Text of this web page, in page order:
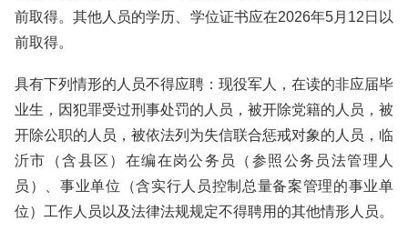
前取得。其他人员的学历、学位证书应在2026年5月12日以
前取得。
具有下列情形的人员不得应聘：现役军人，在读的非应届毕
业生，因犯罪受过刑事处罚的人员，被开除党籍的人员，被
开除公职的人员，被依法列为失信联合惩戒对象的人员，临
沂市（含县区）在编在岗公务员（参照公务员法管理人
员）、事业单位（含实行人员控制总量备案管理的事业单
位）工作人员以及法律法规规定不得聘用的其他情形人员。